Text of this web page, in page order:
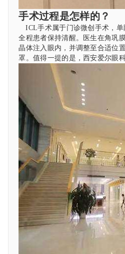
手术过程是怎样的？
ICL手术属于门诊微创手术，
全程患者保持清醒。医生在角巩
晶体注入眼内，并调整至合适位
罩。值得一提的是，西安爱尔眼